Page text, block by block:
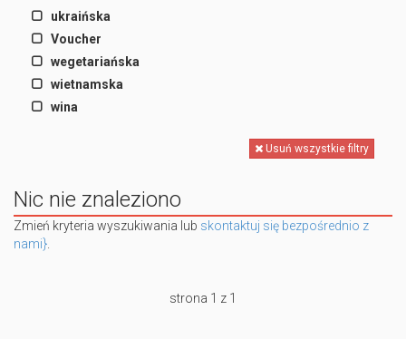
ukraińska
Voucher
wegetariańska
wietnamska
wina
Usuń wszystkie filtry
Nic nie znaleziono
Zmień kryteria wyszukiwania lub skontaktuj się bezpośrednio z
nami}
strona 1 z 1